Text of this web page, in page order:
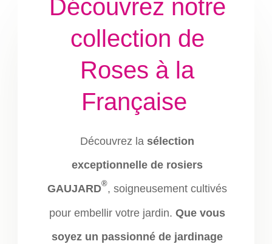
Découvrez notre
collection de
Roses à la
Française
Découvrez la sélection
exceptionnelle de rosiers
GAUJARD®, soigneusement cultivés
pour embellir votre jardin.Que vous
soyez un passionné de jardinage